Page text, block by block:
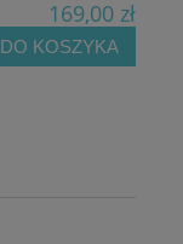
169,00 zł
DO KOSZYKA